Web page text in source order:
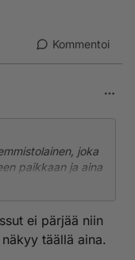
Kommentoi
joka
paikkaan ja aina
ole noin perin
ei pärjää niin
täällä aina.